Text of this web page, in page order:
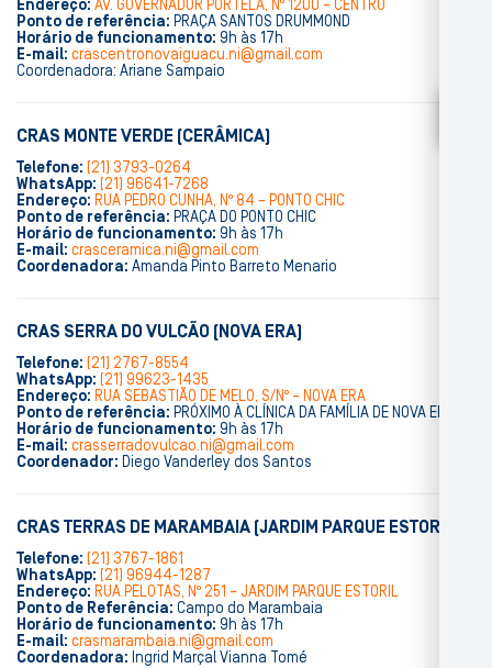
Endereço: AV. GOVERNADOR PORTELA, Nº 1200 – CENTRO
Ponto de referência: PRAÇA SANTOS DRUMMOND
Horário de funcionamento: 9h às 17h
E-mail: crascentronovaiguacu.ni@gmail.com
Coordenadora: Ariane Sampaio
CRAS MONTE VERDE (CERÂMICA)
Telefone: (21) 3793-0264
WhatsApp: (21) 96641-7268
Endereço: RUA PEDRO CUNHA, Nº 84 – PONTO CHIC
Ponto de referência: PRAÇA DO PONTO CHIC
Horário de funcionamento: 9h às 17h
E-mail: crasceramica.ni@gmail.com
Coordenadora: Amanda Pinto Barreto Menario
CRAS SERRA DO VULCÃO (NOVA ERA)
Telefone: (21) 2767-8554
WhatsApp: (21) 99623-1435
Endereço: RUA SEBASTIÃO DE MELO, S/Nº – NOVA ERA
Ponto de referência: PRÓXIMO À CLÍNICA DA FAMÍLIA DE NOVA ERA
Horário de funcionamento: 9h às 17h
E-mail: crasserradovulcao.ni@gmail.com
Coordenador: Diego Vanderley dos Santos
CRAS TERRAS DE MARAMBAIA (JARDIM PARQUE ESTORIL)
Telefone: (21) 3767-1861
WhatsApp: (21) 96944-1287
Endereço: RUA PELOTAS, Nº 251 – JARDIM PARQUE ESTORIL
Ponto de Referência: Campo do Marambaia
Horário de funcionamento: 9h às 17h
E-mail: crasmarambaia.ni@gmail.com
Coordenadora: Ingrid Marçal Vianna Tomé